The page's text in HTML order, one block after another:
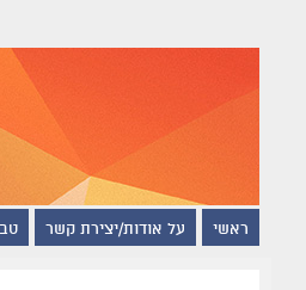
ראשי על אודות/יצירת קשר